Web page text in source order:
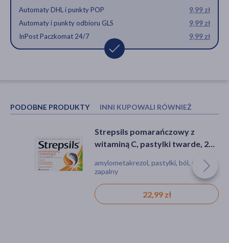
Automaty DHL i punkty POP
9,99 zł
Automaty i punkty odbioru GLS
9,99 zł
InPost Paczkomat 24/7
9,99 zł
PODOBNE PRODUKTY INNI KUPOWALI RÓWNIEŻ
Strepsils pomarańczowy z
witaminą C, pastylki twarde, 24
amylometakrezol, pastylki, ból, stan
zapalny
22,99 zł
Isla-Cassis, pastylki do ssania,
60 szt.
wyrób medyczny, pastylki, chrypka,
podrażnienie, suchość, infekcja, stan
27,79 zł